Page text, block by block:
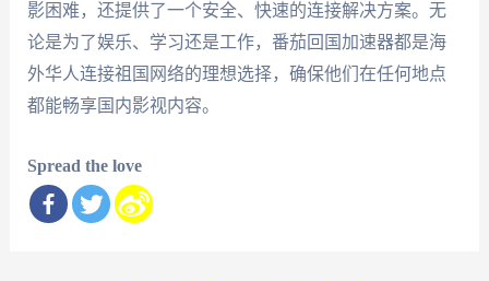
影困难，还提供了一个安全、快速的连接解决方案。无
论是为了娱乐、学习还是工作，番茄回国加速器都是海
外华人连接祖国网络的理想选择，确保他们在任何地点
都能畅享国内影视内容。
Spread the love